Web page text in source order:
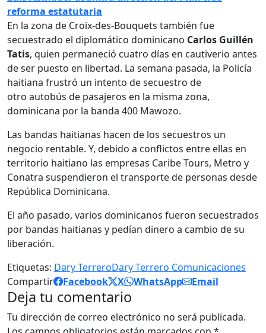
reforma estatutaria
En la zona de Croix-des-Bouquets también fue
secuestrado el diplomático dominicano Carlos Guillén
Tatis, quien permaneció cuatro días en cautiverio antes
de ser puesto en libertad. La semana pasada, la Policía
haitiana frustró un intento de secuestro de
otro autobús de pasajeros en la misma zona,
dominicana por la banda 400 Mawozo.
Las bandas haitianas hacen de los secuestros un
negocio rentable. Y, debido a conflictos entre ellas en
territorio haitiano las empresas Caribe Tours, Metro y
Conatra suspendieron el transporte de personas desde
República Dominicana.
El año pasado, varios dominicanos fueron secuestrados
por bandas haitianas y pedían dinero a cambio de su
liberación.
Etiquetas: Dary TerreroDary Terrero Comunicaciones
Compartir
Facebook X WhatsApp Email
Deja tu comentario
Tu dirección de correo electrónico no será publicada.